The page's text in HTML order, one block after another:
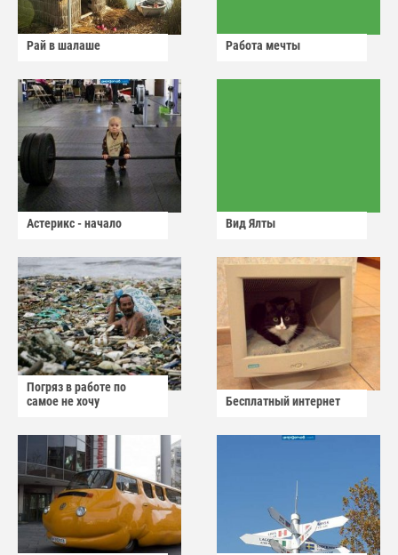
Рай в шалаше Работа мечты
Астерикс - начало Вид Ялты
Погряз в работе по
самое не хочу
Бесплатный интернет